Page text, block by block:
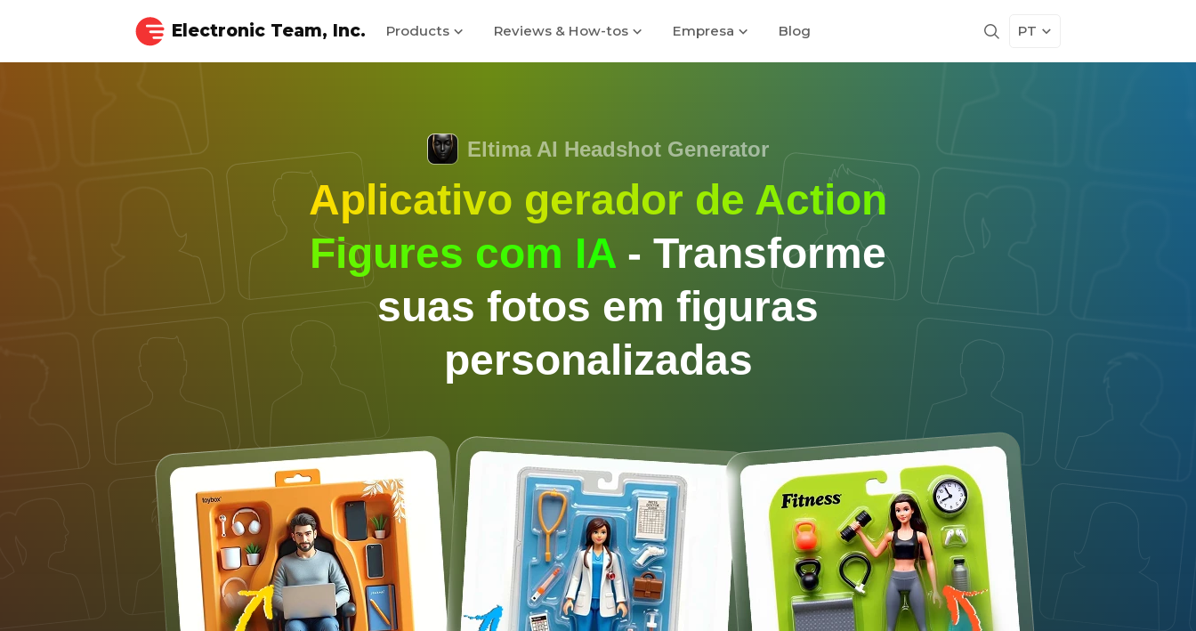
Electronic Team, Inc. PT
Products Reviews & How-tos Empresa Blog
Eltima AI Headshot Generator
Aplicativo gerador de Action
Figures com IA - Transforme
suas fotos em figuras
personalizadas